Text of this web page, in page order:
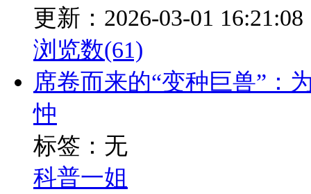
更新：2026-03-01 16:21:08
浏览数(61)
席卷而来的“变种巨兽”：
忡
标签：无
科普一姐